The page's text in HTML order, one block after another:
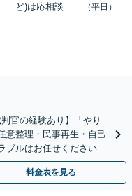
ど)は応相談
（平日）
官の経験あり】「やり
意整理・民事再生・自己
ブルはお任せください。
料金表を見る